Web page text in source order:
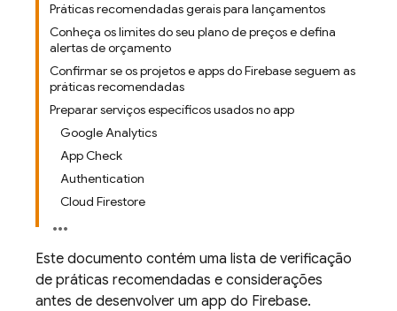
Práticas recomendadas gerais para lançamentos
Conheça os limites do seu plano de preços e defina
alertas de orçamento
Confirmar se os projetos e apps do Firebase seguem as
práticas recomendadas
Preparar serviços específicos usados no app
Google Analytics
App Check
Authentication
Cloud Firestore
Este documento contém uma lista de verificação
de práticas recomendadas e considerações
antes de desenvolver um app do Firebase.